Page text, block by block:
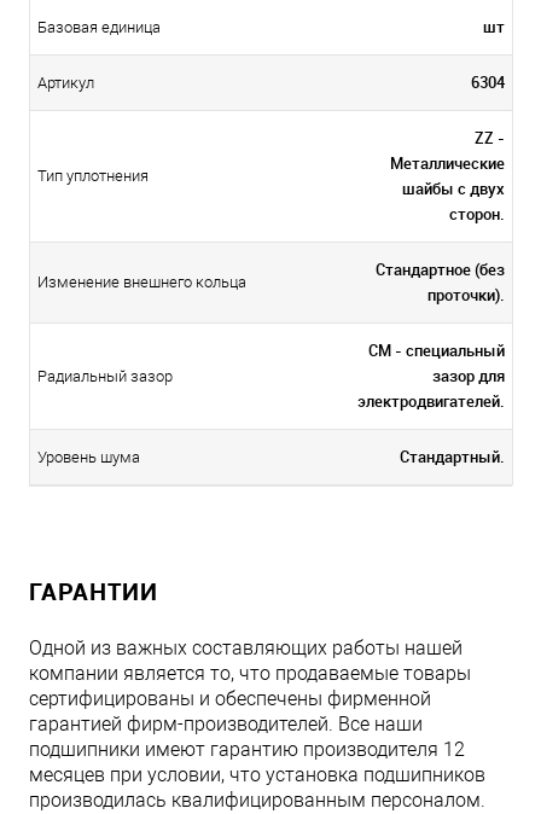
Базовая единица шт
Артикул 6304
Тип уплотнения
ZZ -
Металлические
шайбы с двух
сторон.
Изменение внешнего кольца
Стандартное (без
проточки).
Радиальный зазор
CM - специальный
зазор для
электродвигателей.
Уровень шума Стандартный.
ГАРАНТИИ
Одной из важных составляющих работы нашей
компании является то, что продаваемые товары
сертифицированы и обеспечены фирменной
гарантией фирм-производителей. Все наши
подшипники имеют гарантию производителя 12
месяцев при условии, что установка подшипников
производилась квалифицированным персоналом.